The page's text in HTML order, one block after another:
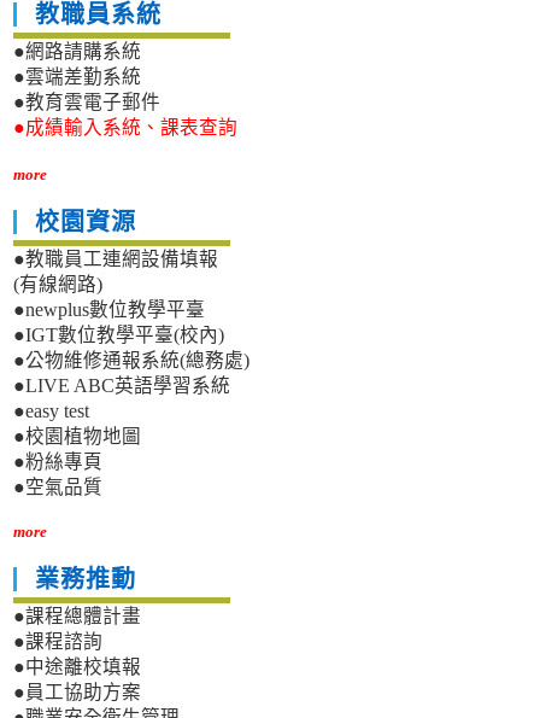
教職員系統
●網路請購系統
●雲端差勤系統
●教育雲電子郵件
●成績輸入系統、課表查詢
more
校園資源
●教職員工連網設備填報
(有線網路)
●newplus數位教學平臺
●IGT數位教學平臺(校內)
●公物維修通報系統(總務處)
●LIVE ABC英語學習系統
●easy test
●校園植物地圖
●粉絲專頁
●空氣品質
more
業務推動
●課程總體計畫
●課程諮詢
●中途離校填報
●員工協助方案